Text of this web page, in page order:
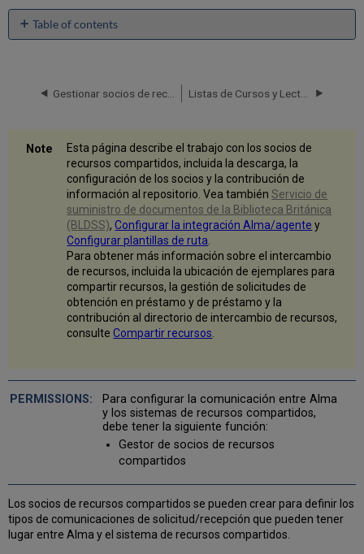
Table of contents
de
el
directorio
Configurar
recursos
compartidos
Parámetros
Parámetros
NCIP
Parámetros
igual
Parámetros
ISO
Parámetros
Esta página describe el trabajo con los socios de
recursos compartidos, incluida la descarga, la
configuración de los socios y la contribución de
información al repositorio. Vea tambiénServicio de
suministro de documentos de la Biblioteca Británica
(BLDSS),Configurar la integración Alma/agente y
Configurar plantillas de ruta.
Para obtener más información sobre el intercambio
de recursos, incluida la ubicación de ejemplares para
compartir recursos, la gestión de solicitudes de
obtención en préstamo y de préstamo y la
contribución al directorio de intercambio de recursos,
consulteCompartir recursos.
Para configurar la comunicación entre Alma
y los sistemas de recursos compartidos,
debe tener la siguiente función:
Gestor de socios de recursos
compartidos
Los socios de recursos compartidos se pueden crear para definir los
tipos de comunicaciones de solicitud/recepción que pueden tener
lugar entre Alma y el sistema de recursos compartidos.